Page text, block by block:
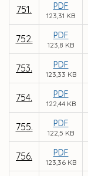
751. PDF
123,31 KB
752. PDF
123,8 KB
753. PDF
123,33 KB
754. PDF
122,44 KB
755. PDF
122,5 KB
756. PDF
123,36 KB